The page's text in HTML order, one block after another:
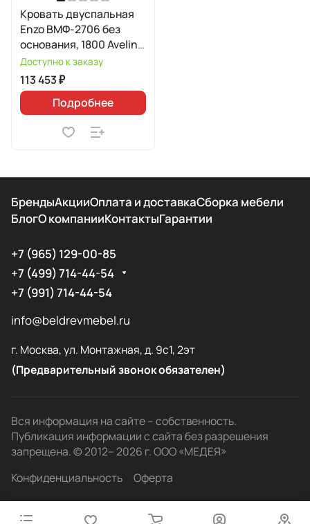
Кровать двуспальная
Enzo ВМФ-2706 без
основания, 1800 Avelina
9534
Доступно к заказу
113 453 ₽
Подробнее
БрендыАкцииОплата и доставкаСборка мебели
БлогО компанииКонтактыГарантии
+7 (965) 129-00-85
+7 (499) 714-44-54
+7 (991) 714-44-54
info@beldrevmebel.ru
г. Москва, ул. Монтажная, д. 9с1, 2эт
(Предварительный звонок обязателен)
Вся информация на сайте – собственность.
Публикация информации с сайта без разрешения
запрещена. © 2012– 2026 г. ООО «МЕДЕЯ»
Конфиденциальность
Оферта